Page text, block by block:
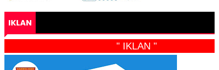
IKLAN
" IKLAN "